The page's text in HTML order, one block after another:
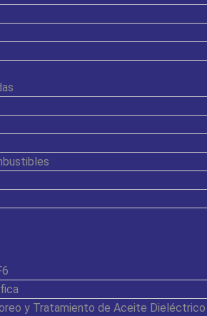
y Tratamiento de Aceite Dieléctrico